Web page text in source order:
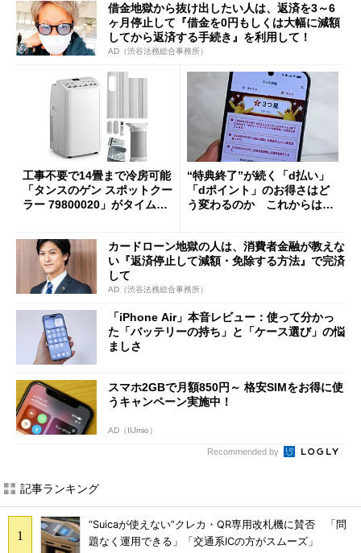
借金地獄から抜け出したい人は、返済を3～6
ヶ月停止して『借金を0円もしくは大幅に減額
してから返済する手続き』を利用して！
AD（渋谷法務総合事務所）
工事不要で14畳まで冷房可能
「タンスのゲン スポットクー
ラー 79800020」がタイムセ
“特典終了”が続く「d払い」
「dポイント」のお得さはど
う変わるのか これからは
カードローン地獄の人は、消費者金融が教えな
い『返済停止して減額・免除する方法』で完済
して
AD（渋谷法務総合事務所）
「iPhone Air」本音レビュー：使って分かっ
た「バッテリーの持ち」と「ケース選び」の悩
ましさ
スマホ2GBで月額850円～ 格安SIMをお得に使
うキャンペーン実施中！
AD（IIJmio）
Recommended by
記事ランキング
“Suicaが使えない”クレカ・QR専用改札機に賛否 「問
題なく運用できる」「交通系ICの方がスムーズ」